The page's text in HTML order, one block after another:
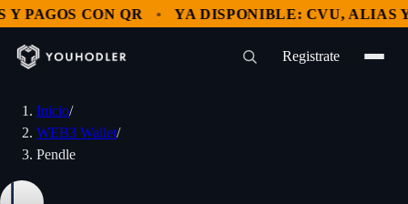
CON QR YA DISPONIBLE: CVU, ALIAS Y
Registrate
Inicio/
WEB3 Wallet/
Pendle